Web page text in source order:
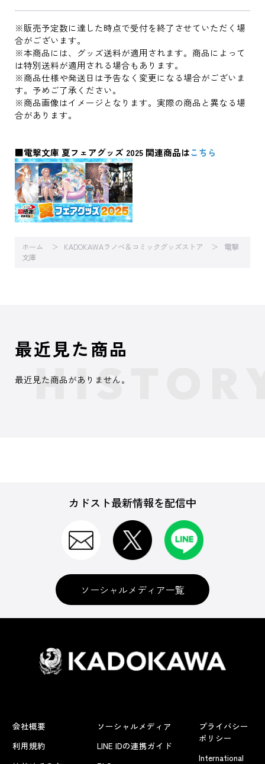
※販売予定数に達した時点で受付を終了させていただく場
合がございます。
※本商品には、グッズ送料が適用されます。商品によって
は特別送料が適用される場合もあります。
※商品仕様や発送日は予告なく変更になる場合がございま
す。予めご了承ください。
※商品画像はイメージとなります。実際の商品と異なる場
合があります。
■電撃文庫 夏フェアグッズ 2025 関連商品はこちら
ホーム KADOKAWAラノベ＆コミックグッズストア
電撃
文庫
最近見た商品
最近見た商品がありません。
カドスト最新情報を配信中
ソーシャルメディア一覧
会社概要
利用規約
ソーシャルメディア
LINE IDの連携ガイド
プライバシー
ポリシー
International